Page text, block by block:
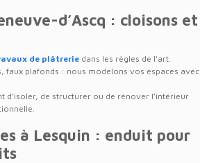
d’Ascq : cloisons et
de plâtrerie dans les règles de l’art.
faux plafonds : nous modelons vos espaces avec
d’isoler, de structurer ou de rénover l’intérieur
à Lesquin : enduit pour